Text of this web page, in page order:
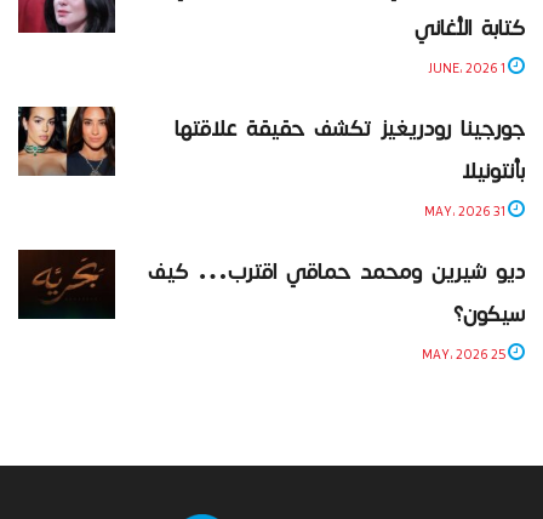
كتابة الأغاني
جورجينا رودريغيز تكشف حقيقة علاقتها
بأنتونيلا
ديو شيرين ومحمد حماقي اقترب… كيف
سيكون؟